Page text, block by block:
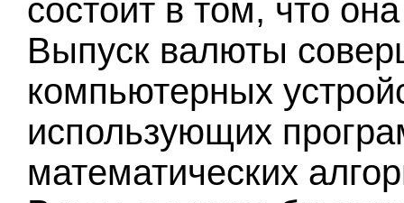
состоит в том, что
Выпуск валюты
компьютерных
использующих
математических